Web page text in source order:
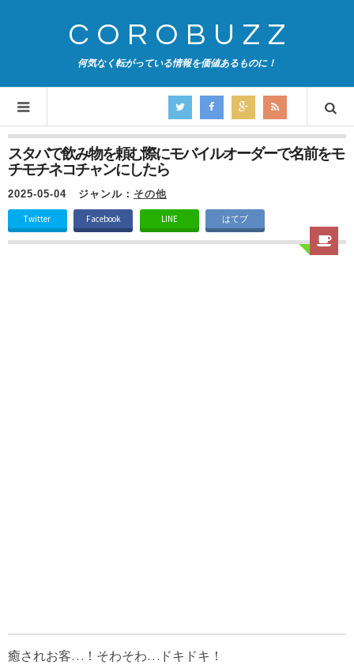
COROBUZZ
何気なく転がっている情報を価値あるものに！
スタバで飲み物を頼む際にモバイルオーダーで名前をモ
チモチネコチャンにしたら
2025-05-04 ジャンル： その他
Twitter Facebook LINE はてブ
癒されお客…！そわそわ…ドキドキ！